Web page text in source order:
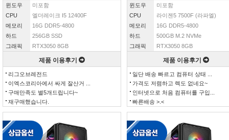
윈도우
미포함
CPU
엘더레이크 I5 12400F
메모리
16G DDR5-4800
하드
256GB SSD
그래픽
RTX3050 8GB
제품 이용후기
리그오브레전드
이엑스코리아에서 싸게 잘산거 ...
구매만족도 별5개드립니다~
재구매했습니다.
윈도우
미포함
CPU
라이젠5 7500F (라파엘)
메모리
16G DDR5-4800
하드
500GB M.2 NVMe
그래픽
RTX3050 8GB
제품 이용후기
일단 배송 빠르고 컴퓨터 상태 ...
가격도 저렴하고 렉도 없네요~
인터넷으로 처음 컴퓨터를 구입...
빠른배송 >.<